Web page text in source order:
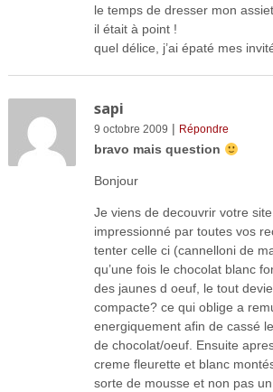
le temps de dresser mon
il était à point !
quel délice, j’ai épaté mes
sapi
9 octobre 2009 | Répondre
bravo mais question
Bonjour
Je viens de decouvrir votre
impressionné par toutes vos
tenter celle ci (cannelloni de
qu’une fois le chocolat blanc
des jaunes d oeuf, le tout
compacte? ce qui oblige a
energiquement afin de cassé
de chocolat/oeuf. Ensuite
creme fleurette et blanc
sorte de mousse et non pas